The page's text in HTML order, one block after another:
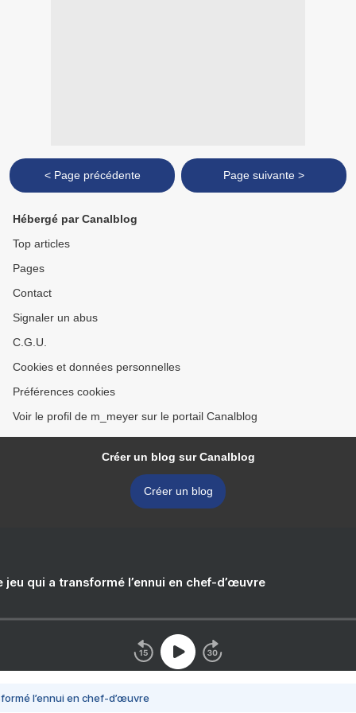
< Page précédente Page suivante >
Hébergé par Canalblog
Top articles
Pages
Contact
Signaler un abus
C.G.U.
Cookies et données personnelles
Préférences cookies
Voir le profil de m_meyer sur le portail Canalblog
Créer un blog sur Canalblog
Créer un blog
jeu qui a transformé l’ennui en chef-d’œuvre
l’ennui en chef-d’œuvre